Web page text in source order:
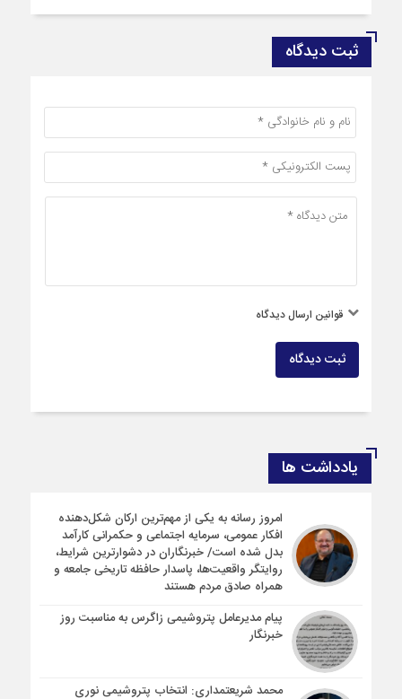
ثبت دیدگاه
قوانین ارسال دیدگاه
ثبت دیدگاه
یادداشت ها
امروز رسانه به یکی از مهم‌ترین ارکان شکل‌دهنده
افکار عمومی، سرمایه اجتماعی و حکمرانی کارآمد
بدل شده است/ خبرنگاران در دشوارترین شرایط،
روایتگر واقعیت‌ها، پاسدار حافظه تاریخی جامعه و
همراه صادق مردم هستند
پیام مدیرعامل پتروشیمی زاگرس به مناسبت روز
خبرنگار
محمد شریعتمداری: انتخاب پتروشیمی نوری